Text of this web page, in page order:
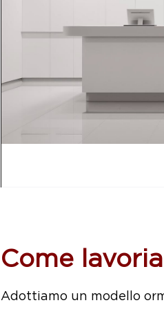
Come
Adottiamo un modello